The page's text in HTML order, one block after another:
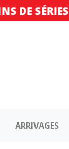
DESTOCKAGE
DE SÉRIES
ARRIVAGES